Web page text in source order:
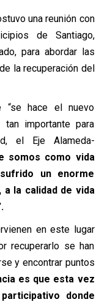
una reunión con
de Santiago,
para abordar las
la recuperación del
“se hace el nuevo
importante para
el Eje Alameda-
somos como vida
un enorme
la calidad de vida
en este lugar
recuperarlo se han
y encontrar puntos
es que esta vez
donde